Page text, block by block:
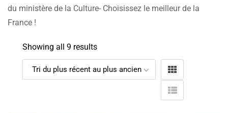
du ministère de la Culture- Choisissez le meilleur de la
France !
Showing all 9 results